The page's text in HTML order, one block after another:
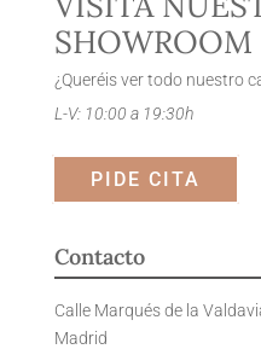
SHOWROOM
¿Queréis ver todo nuestro
L-V: 10:00 a 19:30h
PIDE CITA
Contacto
Calle Marqués de la
Madrid